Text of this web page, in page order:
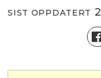
SIST OPPDATERT